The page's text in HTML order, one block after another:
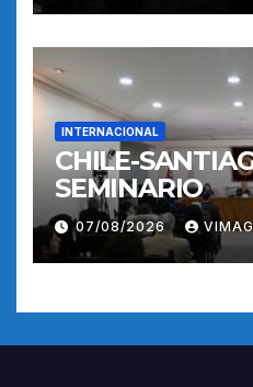
INTERNACIONAL
CHILE-
SEMINARIO
07/08/2026 VIMAG